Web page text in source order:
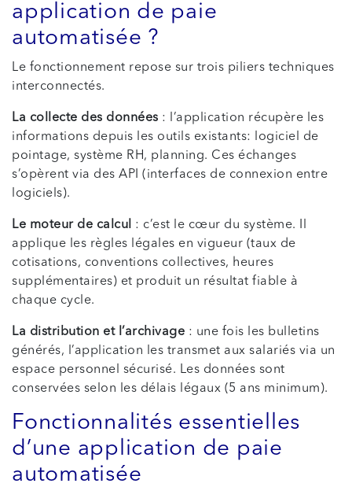
application de paie
automatisée ?
Le fonctionnement repose sur trois piliers techniques
interconnectés.
La collecte des données : l’application récupère les
informations depuis les outils existants: logiciel de
pointage, système RH, planning. Ces échanges
s’opèrent via des API (interfaces de connexion entre
logiciels).
Le moteur de calcul
: c’est le cœur du système. Il
applique les règles légales en vigueur (taux de
cotisations, conventions collectives, heures
supplémentaires) et produit un résultat fiable à
chaque cycle.
La distribution et l’archivage : une fois les bulletins
générés, l’application les transmet aux salariés via un
espace personnel sécurisé. Les données sont
conservées selon les délais légaux (5 ans minimum).
Fonctionnalités essentielles
d’une application de paie
automatisée